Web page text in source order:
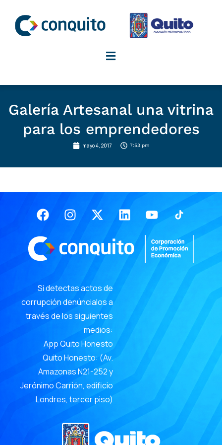
contenido
Galería Artesanal una vitrina
para los emprendedores
mayo 4, 2017 7:53 pm
FacebookInstagram
X-
twitter
LinkedinYoutube
Si detectas actos de
corrupción denúncialos a
través de los siguientes
medios:
App Quito Honesto
Quito Honesto: (Av.
Amazonas N21-252 y
Jerónimo Carrión, edificio
Londres, tercer piso)